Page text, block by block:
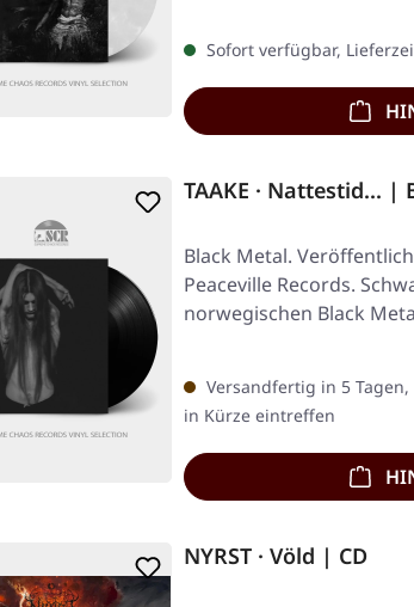
Sofort verfügbar,
TAAKE · Nattestid... |
Black Metal.
Peaceville Records.
norwegischen Black
Versandfertig in 5
in Kürze eintreffen
NYRST · Völd | CD